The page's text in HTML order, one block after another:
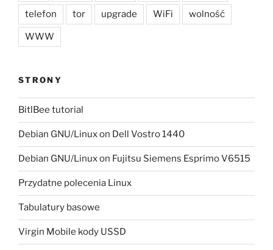
telefon tor upgrade WiFi wolność
WWW
STRONY
BitlBee tutorial
Debian GNU/Linux on Dell Vostro 1440
Debian GNU/Linux on Fujitsu Siemens Esprimo V6515
Przydatne polecenia Linux
Tabulatury basowe
Virgin Mobile kody USSD